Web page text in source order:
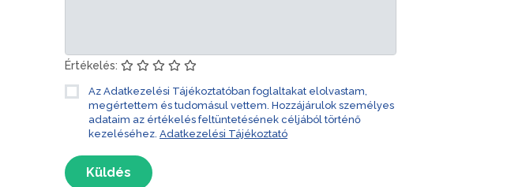
Értékelés:
Az Adatkezelési Tájékoztatóban foglaltakat elolvastam,
megértettem és tudomásul vettem. Hozzájárulok személyes
adataim az értékelés feltüntetésének céljából történő
kezeléséhez. Adatkezelési Tájékoztató
Küldés